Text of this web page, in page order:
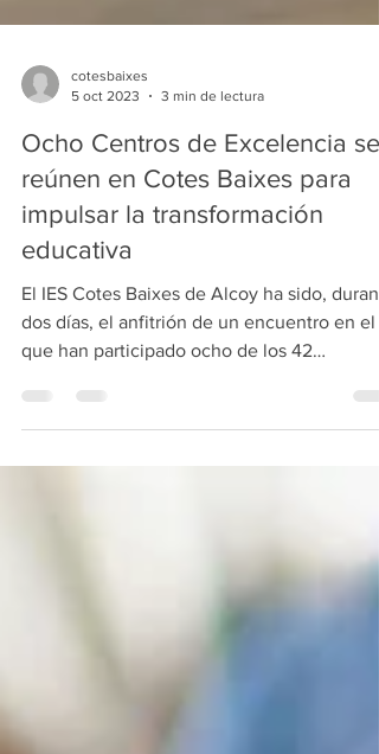
5 oct 2023
3 min de lectura
Ocho Centros de Excelencia se
reúnen en Cotes Baixes para
impulsar la transformación
educativa
El IES Cotes Baixes de Alcoy ha sido,
dos días, el anfitrión de un encuentro en el
que han participado ocho de los 42